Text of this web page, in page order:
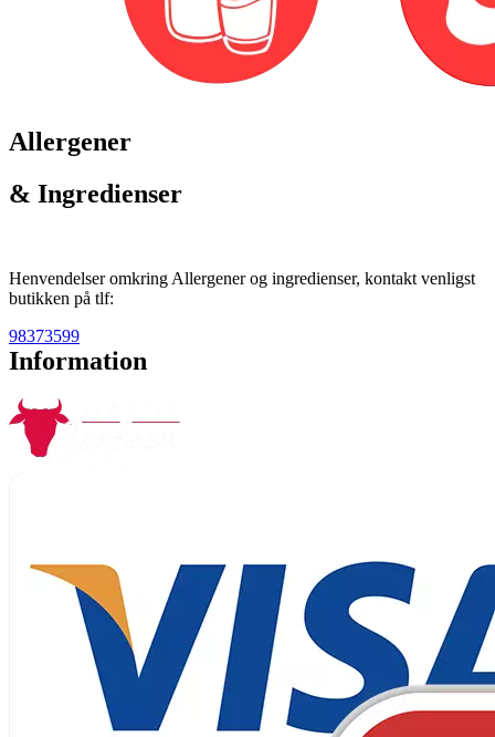
Allergener
& Ingredienser
Henvendelser omkring Allergener og ingredienser, kontakt venligst
butikken på tlf:
98373599
Information